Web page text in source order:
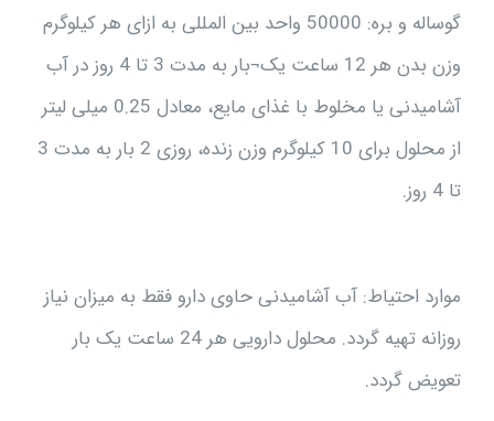
گوساله و بره: 50000 واحد بین المللی به ازای هر کیلوگرم
وزن بدن هر 12 ساعت یک¬بار به مدت 3 تا 4 روز در آب
آشامیدنی یا مخلوط با غذای مایع، معادل 0.25 میلی لیتر
از محلول برای 10 کیلوگرم وزن زنده، روزی 2 بار به مدت 3
تا 4 روز.
موارد احتیاط: آب آشامیدنی حاوی دارو فقط به میزان نیاز
روزانه تهیه گردد. محلول دارویی هر 24 ساعت یک بار
تعویض گردد.